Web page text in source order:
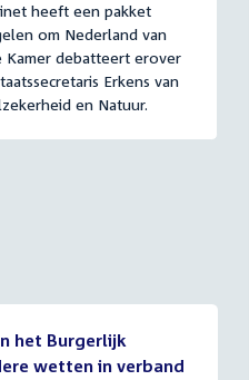
heeft een pakket
om Nederland van
debatteert erover
Erkens van
en Natuur.
het Burgerlijk
wetten in verband